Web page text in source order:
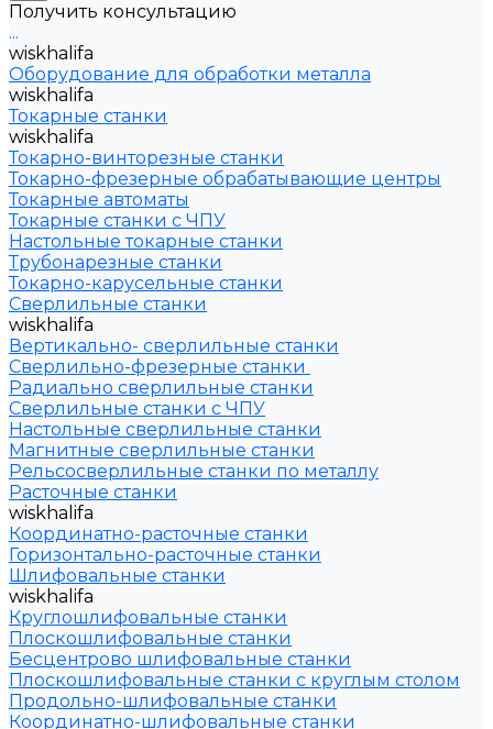
Получить консультацию
...
wiskhalifa
Оборудование для обработки металла
wiskhalifa
Токарные станки
wiskhalifa
Токарно-винторезные станки
Токарно-фрезерные обрабатывающие центры
Токарные автоматы
Токарные станки с ЧПУ
Настольные токарные станки
Трубонарезные станки
Токарно-карусельные станки
Сверлильные станки
wiskhalifa
Вертикально- сверлильные станки
Сверлильно-фрезерные станки
Радиально сверлильные станки
Сверлильные станки с ЧПУ
Настольные сверлильные станки
Магнитные сверлильные станки
Рельсосверлильные станки по металлу
Расточные станки
wiskhalifa
Координатно-расточные станки
Горизонтально-расточные станки
Шлифовальные станки
wiskhalifa
Круглошлифовальные станки
Плоскошлифовальные станки
Бесцентрово шлифовальные станки
Плоскошлифовальные станки с круглым столом
Продольно-шлифовальные станки
Координатно-шлифовальные станки